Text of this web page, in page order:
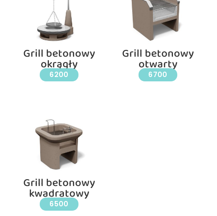
Grill betonowy
okrągły
6200
Grill betonowy
otwarty
6700
Grill betonowy
kwadratowy
6500